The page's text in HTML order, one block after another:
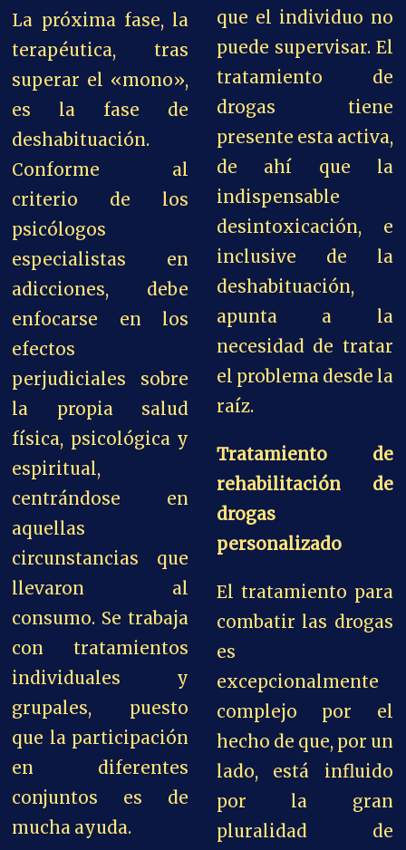
La próxima fase, la
terapéutica, tras
superar el «mono»,
es la fase de
deshabituación.
Conforme al
criterio de los
psicólogos
especialistas en
adicciones, debe
enfocarse en los
efectos
perjudiciales sobre
la propia salud
física, psicológica y
espiritual,
centrándose en
aquellas
circunstancias que
llevaron al
consumo. Se trabaja
con tratamientos
individuales y
grupales, puesto
que la participación
en diferentes
conjuntos es de
mucha ayuda.
que el individuo no
puede supervisar. El
tratamiento de
drogas tiene
presente esta activa,
de ahí que la
indispensable
desintoxicación, e
inclusive de la
deshabituación,
apunta a la
necesidad de tratar
el problema desde la
raíz.
Tratamiento de
rehabilitación de
drogas
personalizado
El tratamiento para
combatir las drogas
es
excepcionalmente
complejo por el
hecho de que, por un
lado, está influido
por la gran
pluralidad de